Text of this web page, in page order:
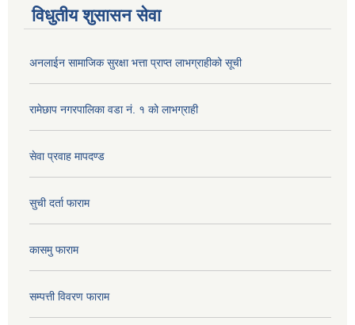
विधुतीय शुसासन सेवा
अनलाईन सामाजिक सुरक्षा भत्ता प्राप्त लाभग्राहीको सूची
रामेछाप नगरपालिका वडा नं. १ को लाभग्राही
सेवा प्रवाह मापदण्ड
सुची दर्ता फाराम
कासमु फाराम
सम्पत्ती विवरण फाराम